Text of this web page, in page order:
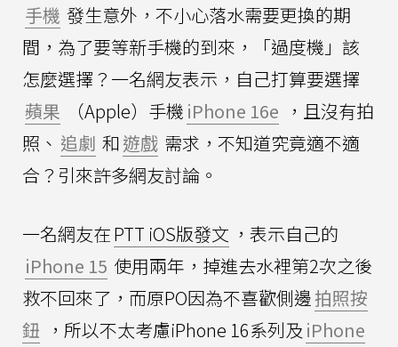
手機 發生意外，不小心落水需要更換的期
間，為了要等新手機的到來，「過度機」該
怎麼選擇？一名網友表示，自己打算要選擇
蘋果
（Apple）手機 iPhone 16e ，且沒有拍
照、 追劇 和遊戲 需求，不知道究竟適不適
合？引來許多網友討論。
一名網友在PTT iOS版發文 ，表示自己的
iPhone 15 使用兩年，掉進去水裡第2次之後
救不回來了，而原PO因為不喜歡側邊拍照按
鈕 ，所以不太考慮iPhone 16系列及 iPhone